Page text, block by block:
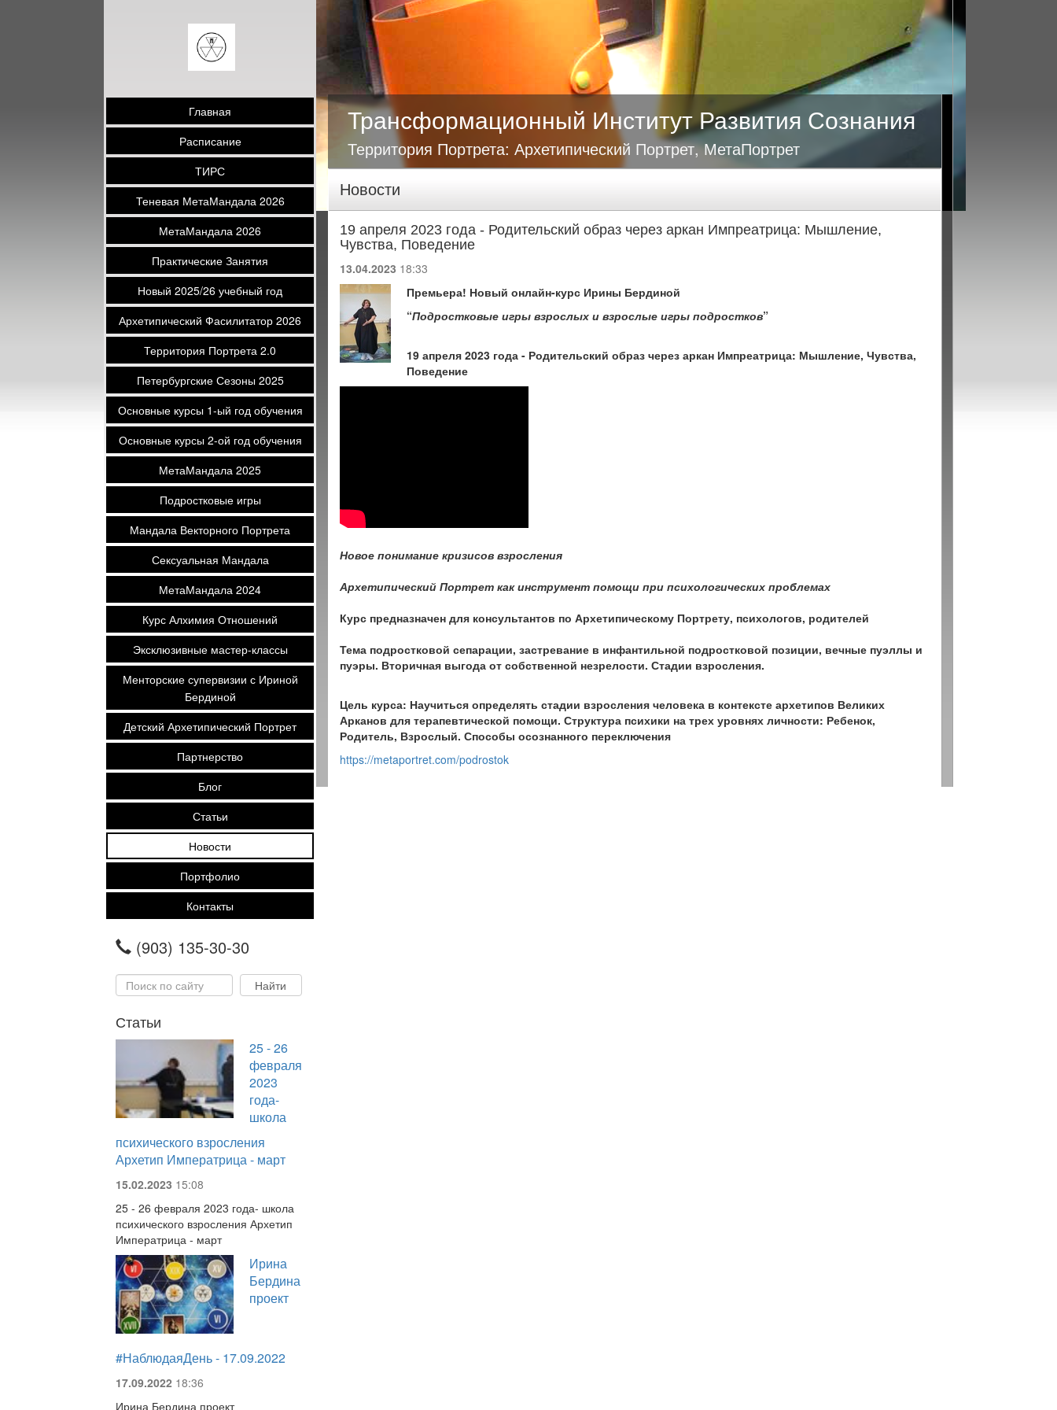
Главная
Расписание
ТИРС
Теневая МетаМандала 2026
МетаМандала 2026
Практические Занятия
Новый 2025/26 учебный год
Архетипический Фасилитатор 2026
Территория Портрета 2.0
Петербургские Сезоны 2025
Основные курсы 1-ый год обучения
Основные курсы 2-ой год обучения
МетаМандала 2025
Подростковые игры
Мандала Векторного Портрета
Сексуальная Мандала
МетаМандала 2024
Курс Алхимия Отношений
Эксклюзивные мастер-классы
Менторские супервизии с Ириной
Бердиной
Детский Архетипический Портрет
Партнерство
Блог
Статьи
Новости
Портфолио
Контакты
(903) 135-30-30
Статьи
25 - 26
февраля
2023
года-
школа
психического взросления
Архетип Императрица - март
15.02.2023 15:08
25 - 26 февраля 2023 года- школа
психического взросления Архетип
Императрица - март
Ирина
Бердина
проект
#НаблюдаяДень - 17.09.2022
17.09.2022 18:36
Ирина Бердина проект
Трансформационный Институт Развития Сознания
Территория Портрета: Архетипический Портрет, МетаПортрет
Новости
19 апреля 2023 года - Родительский образ через аркан Импреатрица: Мышление,
Чувства, Поведение
13.04.2023 18:33
Премьера! Новый онлайн-курс Ирины Бердиной
“Подростковые игры взрослых и взрослые игры подростков”
19 апреля 2023 года - Родительский образ через аркан Импреатрица: Мышление, Чувства,
Поведение
Новое понимание кризисов взросления
Архетипический Портрет как инструмент помощи при психологических проблемах
Курс предназначен для консультантов по Архетипическому Портрету, психологов, родителей
Тема подростковой сепарации, застревание в инфантильной подростковой позиции, вечные пуэллы и
пуэры. Вторичная выгода от собственной незрелости. Стадии взросления.
Цель курса: Научиться определять стадии взросления человека в контексте архетипов Великих
Арканов для терапевтической помощи. Структура психики на трех уровнях личности: Ребенок,
Родитель, Взрослый. Способы осознанного переключения
https://metaportret.com/podrostok